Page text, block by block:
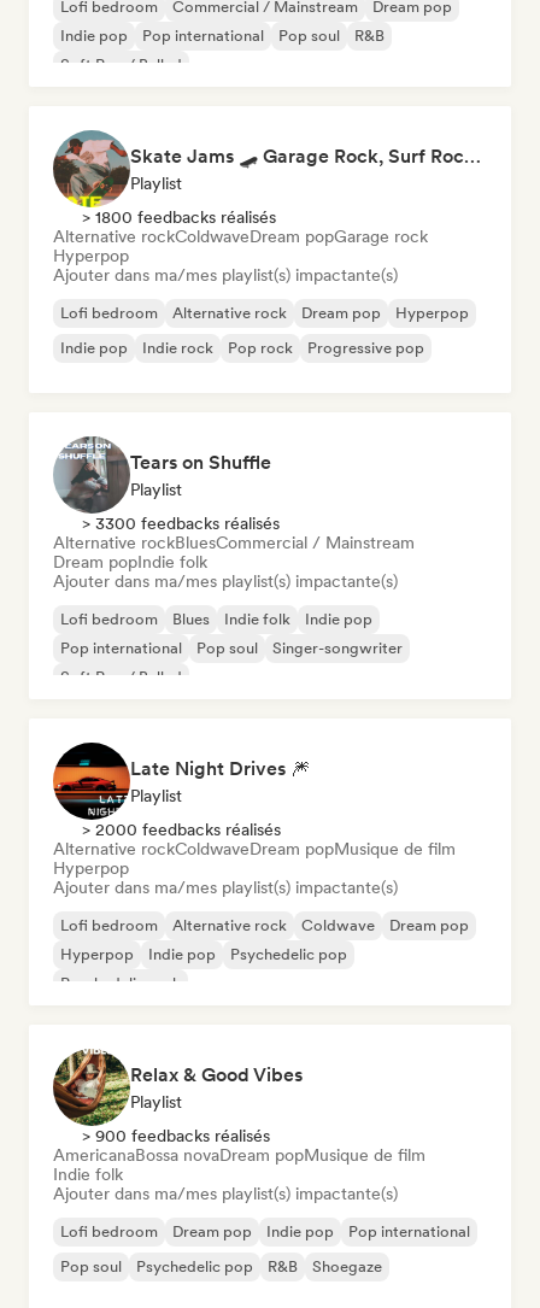
Lofi bedroom Commercial / Mainstream
Dream pop
Indie pop
Pop international Pop soul
R&B
Soft Pop / Ballad
Skate Jams 🛹 Garage Rock, Surf Rock & Neo-Psych
Playlist
> 1800 feedbacks réalisés
Alternative rockColdwaveDream popGarage rock
Hyperpop
Ajouter dans ma/mes playlist(s) impactante(s)
Lofi bedroom Alternative rock Dream pop
Hyperpop
Indie pop
Indie rock Pop rock Progressive pop
Tears on Shuffle
Playlist
> 3300 feedbacks réalisés
Alternative rockBluesCommercial / Mainstream
Dream popIndie folk
Ajouter dans ma/mes playlist(s) impactante(s)
Lofi bedroom Blues Indie folk
Indie pop
Pop international
Pop soul
Singer-songwriter
Soft Pop / Ballad
Late Night Drives 🎆
Playlist
> 2000 feedbacks réalisés
Alternative rockColdwaveDream popMusique de film
Hyperpop
Ajouter dans ma/mes playlist(s) impactante(s)
Lofi bedroom Alternative rock Coldwave
Dream pop
Hyperpop
Indie pop
Psychedelic pop
Psychedelic rock
Relax & Good Vibes
Playlist
> 900 feedbacks réalisés
AmericanaBossa novaDream popMusique de film
Indie folk
Ajouter dans ma/mes playlist(s) impactante(s)
Lofi bedroom Dream pop Indie pop
Pop international
Pop soul
Psychedelic pop R&B Shoegaze